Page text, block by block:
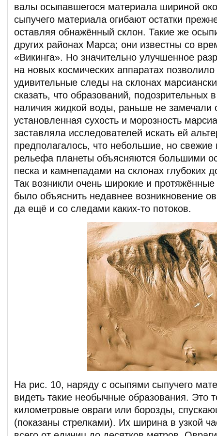
валы осыпавшегося материала шириной
сыпучего материала огибают остатки
оставляя обнажённый склон. Такие же
других районах Марса; они известны со
«Викинга». Но значительно улучшенное
на новых космических аппаратах
удивительные следы на склонах
сказать, что образований, подозрительных
наличия жидкой воды, раньше не замечали
установленная сухость и морозность
заставляла исследователей искать ей
предполагалось, что небольшие, но свежие
рельефа планеты объясняются большими
песка и камнепадами на склонах глубоких
Так возникли очень широкие и протяжённые
было объяснить недавнее возникновение
да ещё и со следами каких-то потоков.
На рис. 10, наряду с осыпями сыпучего
видеть такие необычные образования. Это
километровые овраги или борозды,
(показаны стрелками). Их ширина в узкой